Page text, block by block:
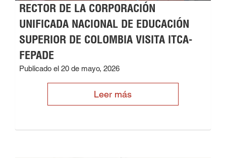
RECTOR DE LA CORPORACIÓN
UNIFICADA NACIONAL DE EDUCACIÓN
SUPERIOR DE COLOMBIA VISITA ITCA-
FEPADE
Publicado el 20 de mayo, 2026
Leer más